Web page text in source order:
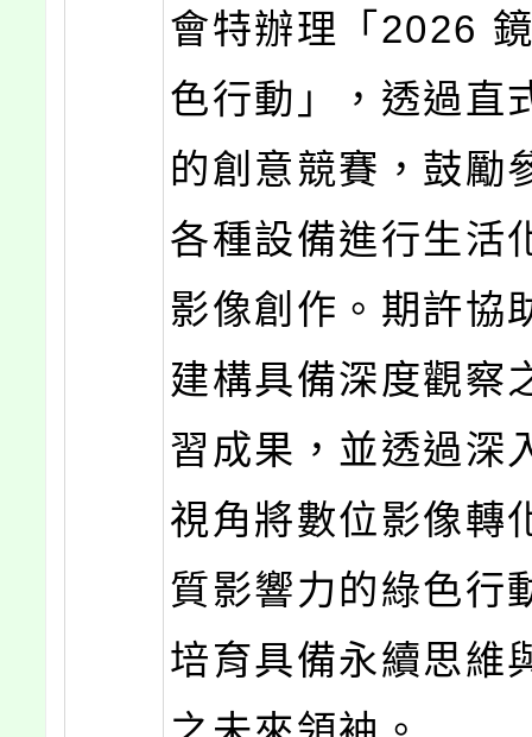
會特辦理「2026
色行動」，透過直
的創意競賽，鼓勵
各種設備進行生活
影像創作。期許協
建構具備深度觀察
習成果，並透過深
視角將數位影像轉
質影響力的綠色行
培育具備永續思維